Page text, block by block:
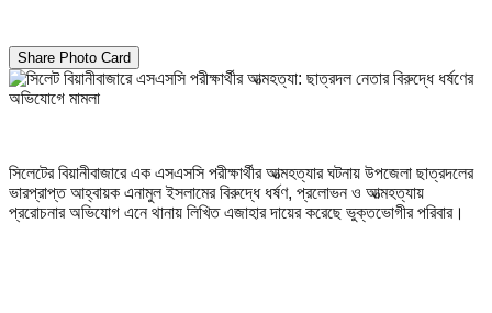
Share Photo Card
সিলেটের বিয়ানীবাজারে এক এসএসসি পরীক্ষার্থীর আত্মহত্যার ঘটনায় উপজেলা ছাত্রদলের
ভারপ্রাপ্ত আহ্বায়ক এনামুল ইসলামের বিরুদ্ধে ধর্ষণ, প্রলোভন ও আত্মহত্যায়
প্ররোচনার অভিযোগ এনে থানায় লিখিত এজাহার দায়ের করেছে ভুক্তভোগীর পরিবার।